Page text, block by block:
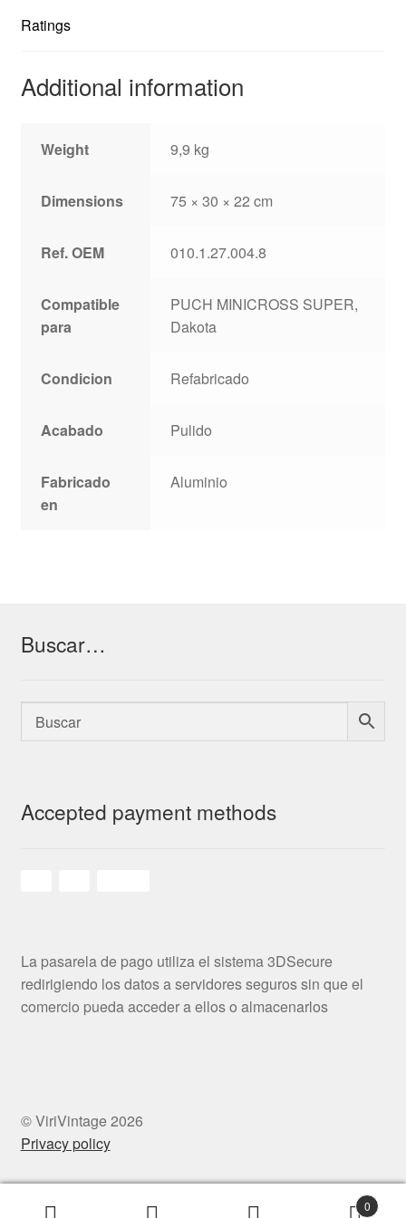
Ratings
Additional information
Weight 9,9 kg
Dimensions 75 × 30 × 22 cm
Ref. OEM 010.1.27.004.8
Compatible
para
PUCH MINICROSS SUPER,
Dakota
Condicion Refabricado
Acabado Pulido
Fabricado
en
Aluminio
Buscar…
Accepted payment methods
La pasarela de pago utiliza el sistema 3DSecure
redirigiendo los datos a servidores seguros sin que el
comercio pueda acceder a ellos o almacenarlos
© ViriVintage 2026
Privacy policy
0